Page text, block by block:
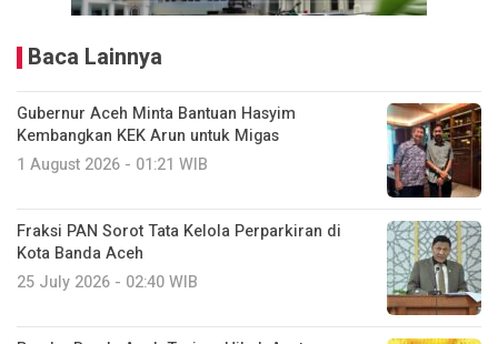
Baca Lainnya
Gubernur Aceh Minta Bantuan Hasyim
Kembangkan KEK Arun untuk Migas
1 August 2026 - 01:21 WIB
Fraksi PAN Sorot Tata Kelola Perparkiran di
Kota Banda Aceh
25 July 2026 - 02:40 WIB